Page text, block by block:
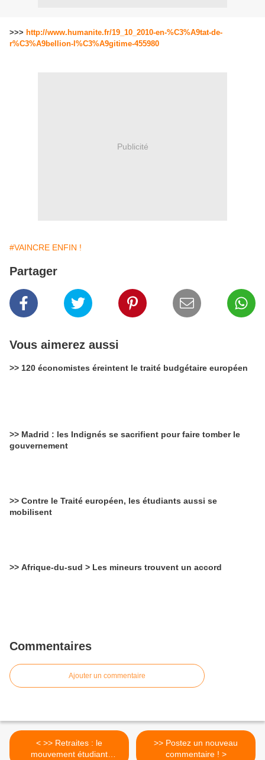
>>> http://www.humanite.fr/19_10_2010-en-%C3%A9tat-de-
r%C3%A9bellion-l%C3%A9gitime-455980
Publicité
#VAINCRE ENFIN !
Partager
Vous aimerez aussi
>> 120 économistes éreintent le traité budgétaire européen
>> Madrid : les Indignés se sacrifient pour faire tomber le
gouvernement
>> Contre le Traité européen, les étudiants aussi se
mobilisent
>> Afrique-du-sud > Les mineurs trouvent un accord
Commentaires
Ajouter un commentaire
< >> Retraites : le
mouvement étudiant
>> Postez un nouveau
commentaire ! >